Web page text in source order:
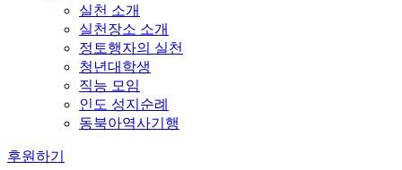
실천 소개
실천장소 소개
정토행자의 실천
청년대학생
직능 모임
인도 성지순례
동북아역사기행
후원하기